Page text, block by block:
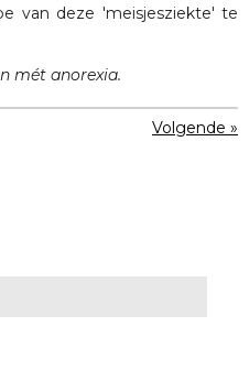
van deze 'meisjesziekte' te
mét anorexia.
Volgende »